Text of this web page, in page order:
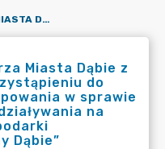
OBWIESZCZENIE BURMISTRZA MIASTA DĄBIE Z DNIA 7 LIPCA 2026 R. O PRZYSTĄPIENIU DO PRZEPROWADZENIA POSTĘPOWANIA W SPRAWIE STRATEGICZNEJ OCENY ODDZIAŁYWANIA NA ŚRODOWISKO „PLANU GOSPODARKI NISKOEMISYJNEJ DLA GMINY DĄBIE”
Miasta Dąbie z
do
w sprawie
na
Dąbie”